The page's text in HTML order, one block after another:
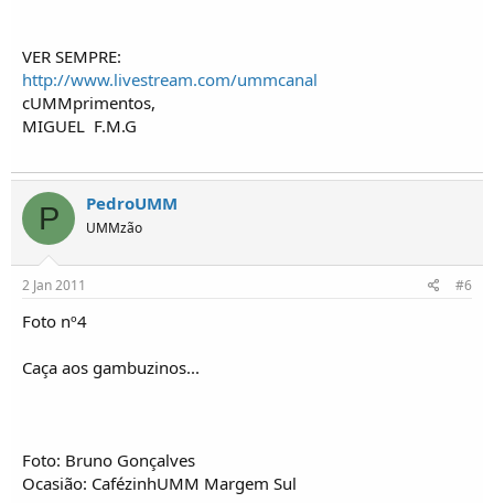
VER SEMPRE:
http://www.livestream.com/ummcanal
cUMMprimentos,
MIGUEL F.M.G
P PedroUMM
UMMzão
2 Jan 2011 #6
Foto nº4
Caça aos gambuzinos...
Foto: Bruno Gonçalves
Ocasião: CafézinhUMM Margem Sul